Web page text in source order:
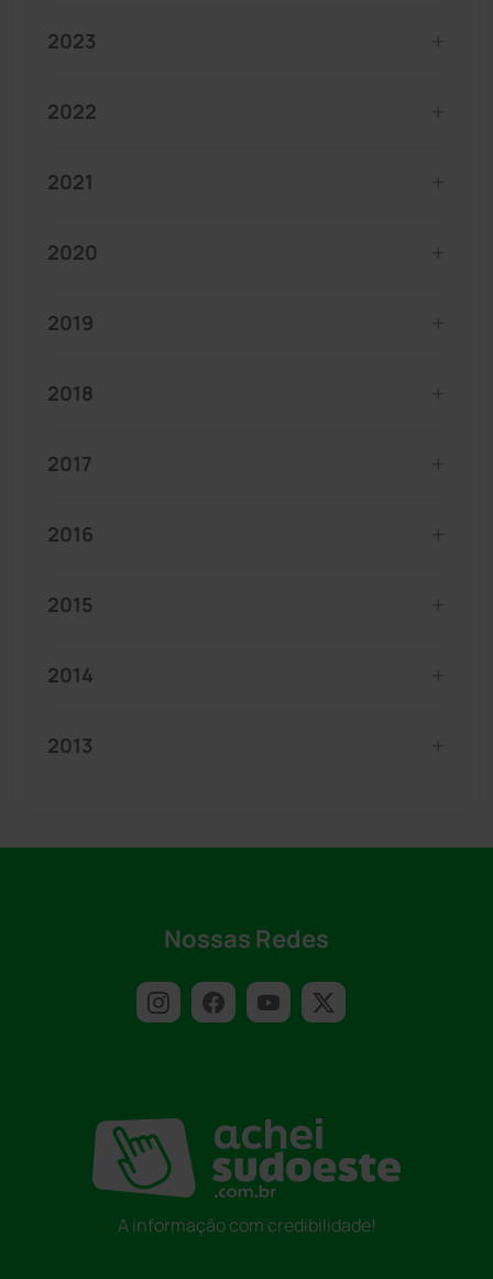
2023
2022
2021
2020
2019
2018
2017
2016
2015
2014
2013
Nossas Redes
A informação com credibilidade!